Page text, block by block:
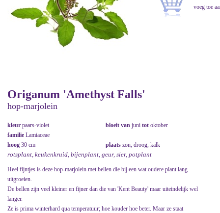
Origanum 'Amethyst Falls'
hop-marjolein
kleur paars-violet bloeit van juni tot oktober
familie Lamiaceae
hoog 30 cm plaats zon, droog, kalk
rotsplant, keukenkruid, bijenplant, geur, sier, potplant
Heel fijntjes is deze hop-marjolein met bellen die bij een wat oudere plant lang
uitgroeien.
De bellen zijn veel kleiner en fijner dan die van 'Kent Beauty' maar uiteindelijk wel
langer.
Ze is prima winterhard qua temperatuur; hoe kouder hoe beter. Maar ze staat